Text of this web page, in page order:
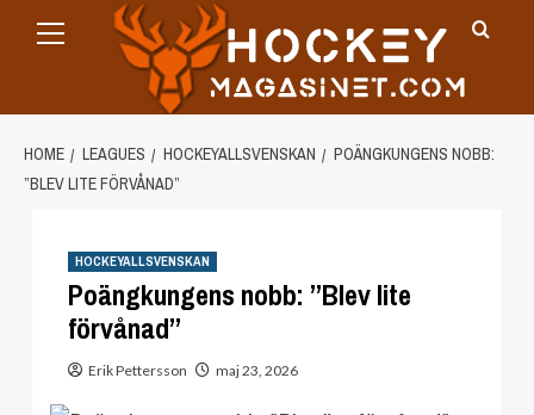
Menu
HOME LEAGUES HOCKEYALLSVENSKAN
POÄNGKUNGENS NOBB:
”BLEV LITE FÖRVÅNAD”
HOCKEYALLSVENSKAN
Poängkungens nobb: ”Blev lite
förvånad”
Erik Pettersson maj 23, 2026